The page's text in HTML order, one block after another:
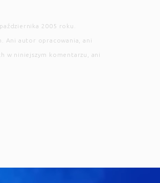
2005 roku.
Ani autor opracowania, ani
w niniejszym komentarzu, ani